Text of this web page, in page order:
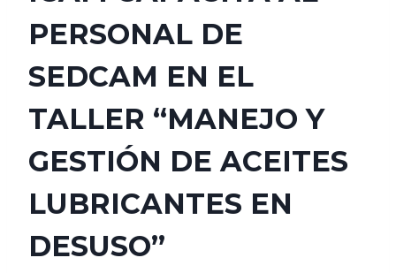
PERSONAL DE
SEDCAM EN EL
TALLER “MANEJO Y
GESTIÓN DE ACEITES
LUBRICANTES EN
DESUSO”